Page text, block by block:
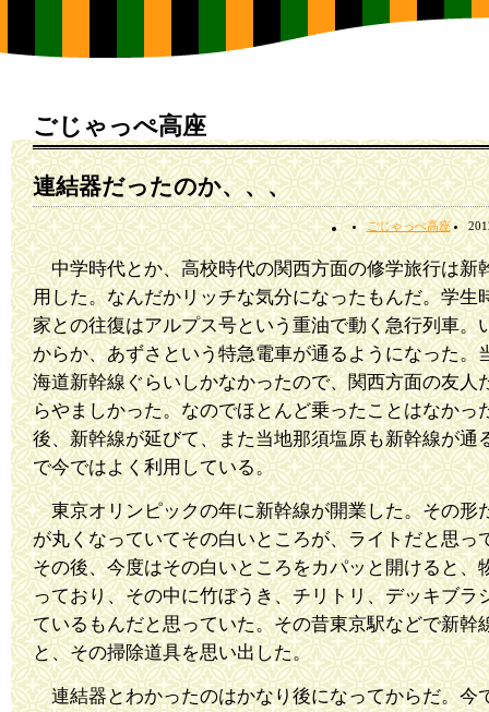
ごじゃっぺ高座
連結器だったのか、、、
ごじゃっぺ高座
中学時代とか、高校時代の関西方面の修学旅行は新
用した。なんだかリッチな気分になったもんだ。学生
家との往復はアルプス号という重油で動く急行列車。
からか、あずさという特急電車が通るようになった。
海道新幹線ぐらいしかなかったので、関西方面の友人
らやましかった。なのでほとんど乗ったことはなかっ
後、新幹線が延びて、また当地那須塩原も新幹線が通
で今ではよく利用している。
東京オリンピックの年に新幹線が開業した。その形
が丸くなっていてその白いところが、ライトだと思っ
その後、今度はその白いところをカパッと開けると、
っており、その中に竹ぼうき、チリトリ、デッキブラ
ているもんだと思っていた。その昔東京駅などで新幹
と、その掃除道具を思い出した。
連結器とわかったのはかなり後になってからだ。今